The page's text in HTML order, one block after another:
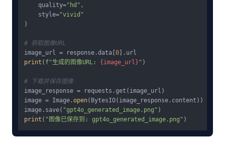
    quality=
"hd" ,
    style=
"vivid"
)
# 获取图像URL
image_url = response.data[ 0
print ( f"生成的图像URL: {image_url} " )
# 下载并保存图像
image_response = requests.get(image_url)
image = Image.open(BytesIO(image_response.content))
image.save( "gpt4o_generated_image.png"
print ( "图像已保存到: gpt4o_generated_image.png"